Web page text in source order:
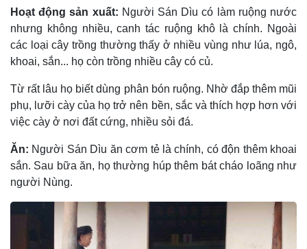
Hoạt động sản xuất: Người Sán Dìu có làm ruộng nước
nhưng không nhiều, canh tác ruộng khô là chính. Ngoài
các loại cây trồng thường thấy ở nhiều vùng như lúa, ngô,
khoai, sắn... họ còn trồng nhiều cây có củ.
Từ rất lâu họ biết dùng phân bón ruộng. Nhờ đắp thêm mũi
phụ, lưỡi cày của họ trở nên bền, sắc và thích hợp hơn với
việc cày ở nơi đất cứng, nhiều sỏi đá.
Ăn: Người Sán Dìu ăn cơm tẻ là chính, có độn thêm khoai
sắn. Sau bữa ăn, họ thường húp thêm bát cháo loãng như
người Nùng.